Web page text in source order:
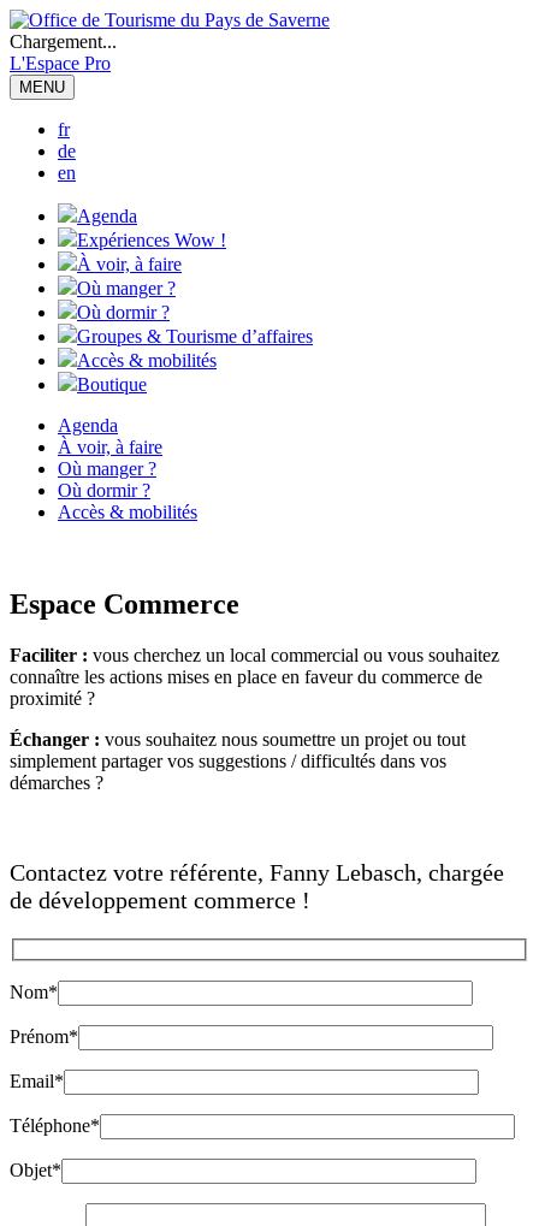
Chargement...
L'Espace Pro
MENU
fr
de
en
Agenda
Expériences Wow !
À voir, à faire
Où manger ?
Où dormir ?
Groupes & Tourisme d’affaires
Accès & mobilités
Boutique
Agenda
À voir, à faire
Où manger ?
Où dormir ?
Accès & mobilités
Espace Commerce
Faciliter : vous cherchez un local commercial ou vous souhaitez
connaître les actions mises en place en faveur du commerce de
proximité ?
Échanger : vous souhaitez nous soumettre un projet ou tout
simplement partager vos suggestions / difficultés dans vos
démarches ?
Contactez votre référente, Fanny Lebasch, chargée
de développement commerce !
Nom*
Prénom*
Email*
Téléphone*
Objet*